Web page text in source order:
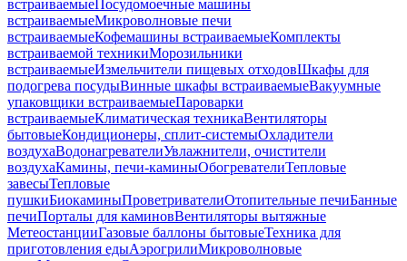
встраиваемыеПосудомоечные машины
встраиваемыеМикроволновые печи
встраиваемыеКофемашины встраиваемыеКомплекты
встраиваемой техникиМорозильники
встраиваемыеИзмельчители пищевых отходовШкафы для
подогрева посудыВинные шкафы встраиваемыеВакуумные
упаковщики встраиваемыеПароварки
встраиваемыеКлиматическая техникаВентиляторы
бытовыеКондиционеры, сплит-системыОхладители
воздухаВодонагревателиУвлажнители, очистители
воздухаКамины, печи-каминыОбогревателиТепловые
завесыТепловые
пушкиБиокаминыПроветривателиОтопительные печиБанные
печиПорталы для каминовВентиляторы вытяжные
МетеостанцииГазовые баллоны бытовыеТехника для
приготовления едыАэрогрилиМикроволновые